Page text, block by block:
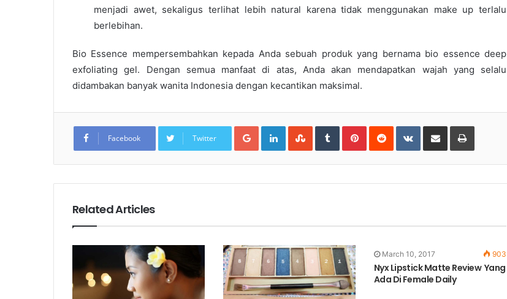
menjadi awet, sekaligus terlihat lebih natural karena tidak menggunakan make up terlalu
berlebihan.
Bio Essence mempersembahkan kepada Anda sebuah produk yang bernama bio essence deep
exfoliating gel. Dengan semua manfaat di atas, Anda akan mendapatkan wajah yang selalu
didambakan banyak wanita Indonesia dengan kecantikan maksimal.
Facebook Twitter
Google+LinkedInStumbleUpon
TumblrPinterestReddit VKontakteShare
Email
Print
Related Articles
March 10, 2017 903
Nyx Lipstick Matte Review Yang
Ada Di Female Daily